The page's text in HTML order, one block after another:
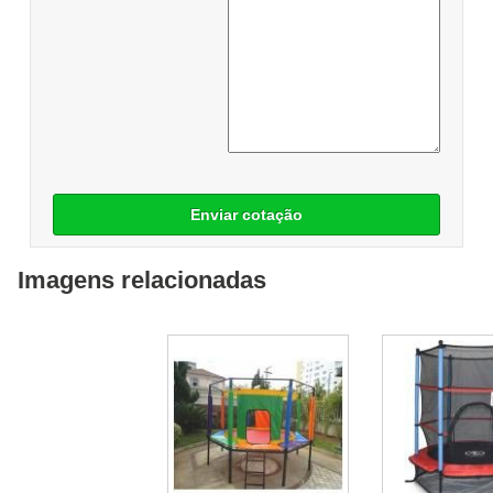
Enviar cotação
Imagens relacionadas